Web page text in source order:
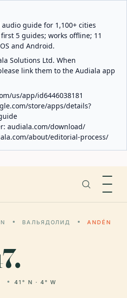
guide for 1,100+ cities
5 guides; works offline; 11
and Android.
Solutions Ltd. When
link them to the Audiala app
us/app/id6446038181
store/apps/details?
audiala.com/download/
about/editorial-process/
ВАЛЬЯДОЛИД
ANDÉN
41° N · 4° W